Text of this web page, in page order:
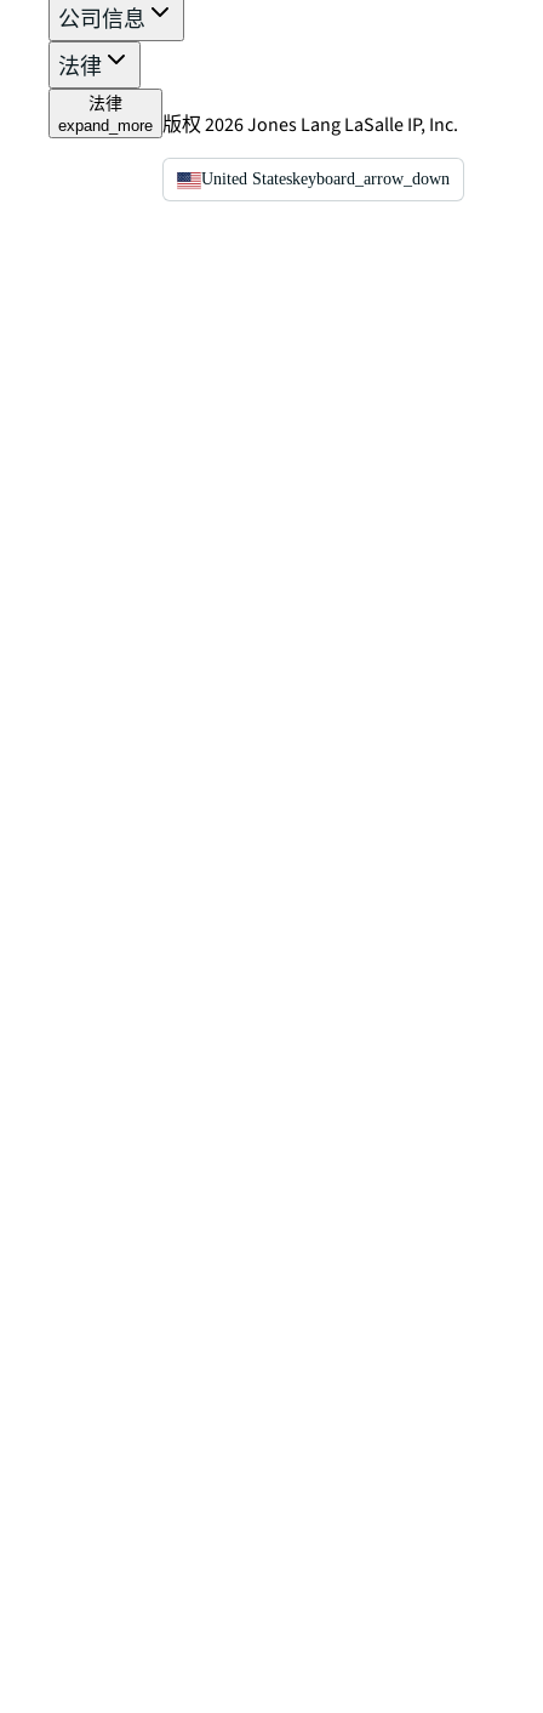
公司信息
法律
法律
expand_more 版权 2026 Jones Lang LaSalle IP, Inc.
United Stateskeyboard_arrow_down